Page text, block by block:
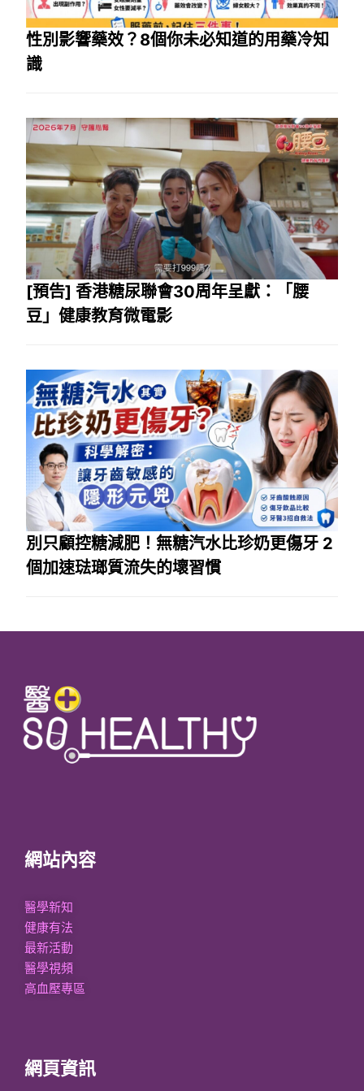
性別影響藥效？8個你未必知道的用藥冷知
識
[預告] 香港糖尿聯會30周年呈獻：「腰
豆」健康教育微電影
別只顧控糖減肥！無糖汽水比珍奶更傷牙 2
個加速琺瑯質流失的壞習慣
網站內容
醫學新知
健康有法
最新活動
醫學視頻
高血壓專區
網頁資訊